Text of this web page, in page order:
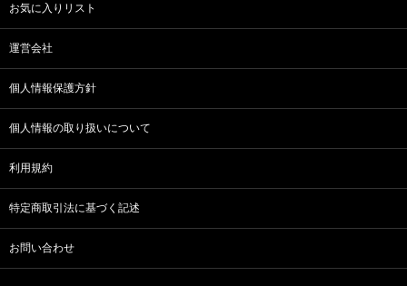
お気に入りリスト
運営会社
個人情報保護方針
個人情報の取り扱いについて
利用規約
特定商取引法に基づく記述
お問い合わせ